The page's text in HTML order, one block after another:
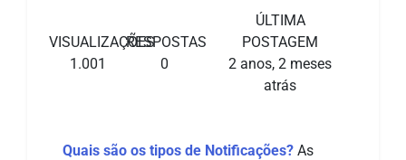
VISUALIZAÇÕES
1.001
RESPOSTAS
0
ÚLTIMA
POSTAGEM
2 anos, 2 meses
atrás
Quais são os tipos de Notificações? As